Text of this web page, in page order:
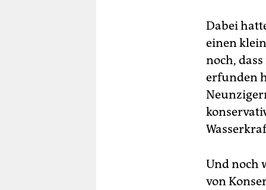
Dabei
einen
noch,
erfunden
Und noch
von